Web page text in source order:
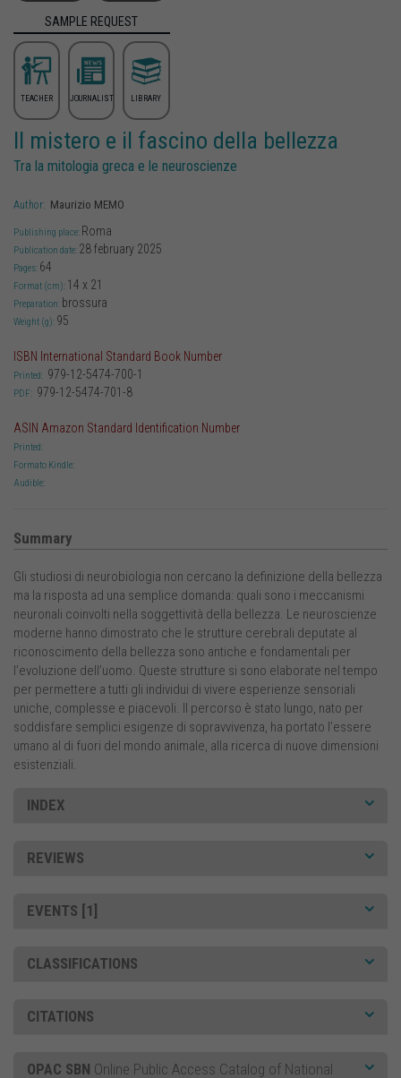
SAMPLE REQUEST
TEACHER JOURNALIST LIBRARY
Il mistero e il fascino della bellezza
Tra la mitologia greca e le neuroscienze
Author: Maurizio MEMO
Publishing place: Roma
Publication date: 28 february 2025
Pages: 64
Format (cm): 14 x 21
Preparation: brossura
Weight (g): 95
ISBN International Standard Book Number
Printed: 979-12-5474-700-1
PDF: 979-12-5474-701-8
ASIN Amazon Standard Identification Number
Printed:
Formato Kindle:
Audible:
Summary
Gli studiosi di neurobiologia non cercano la definizione della bellezza
ma la risposta ad una semplice domanda: quali sono i meccanismi
neuronali coinvolti nella soggettività della bellezza. Le neuroscienze
moderne hanno dimostrato che le strutture cerebrali deputate al
riconoscimento della bellezza sono antiche e fondamentali per
l’evoluzione dell’uomo. Queste strutture si sono elaborate nel tempo
per permettere a tutti gli individui di vivere esperienze sensoriali
uniche, complesse e piacevoli. Il percorso è stato lungo, nato per
soddisfare semplici esigenze di sopravvivenza, ha portato l’essere
umano al di fuori del mondo animale, alla ricerca di nuove dimensioni
esistenziali.
INDEX
REVIEWS
EVENTS [1]
CLASSIFICATIONS
CITATIONS
OPAC SBN Online Public Access Catalog of National